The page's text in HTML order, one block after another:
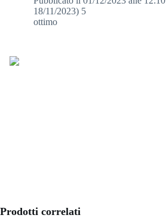
18/11/2023) 5
ottimo
Prodotti correlati